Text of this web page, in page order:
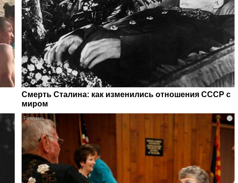
Смерть Сталина: как изменились отношения СССР с
миром
i